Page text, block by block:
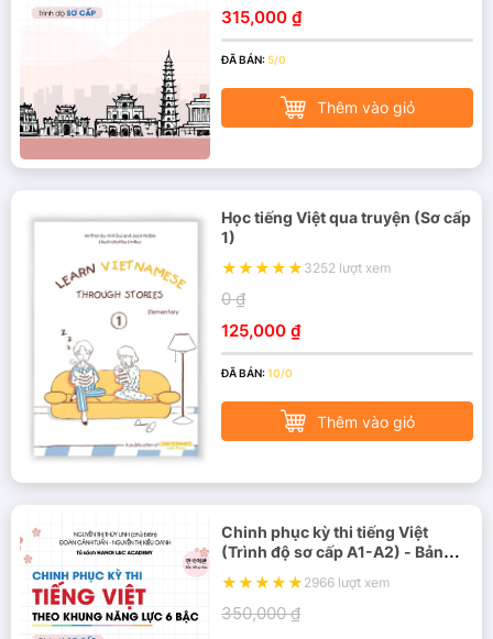
315,000 ₫
ĐÃ BÁN:5/0
Thêm vào giỏ
Học tiếng Việt qua truyện (Sơ cấp
1)
3252 lượt xem
0 ₫
125,000 ₫
ĐÃ BÁN:10/0
Thêm vào giỏ
Chinh phục kỳ thi tiếng Việt
(Trình độ sơ cấp A1-A2) - Bản
2966 lượt xem
350,000 ₫